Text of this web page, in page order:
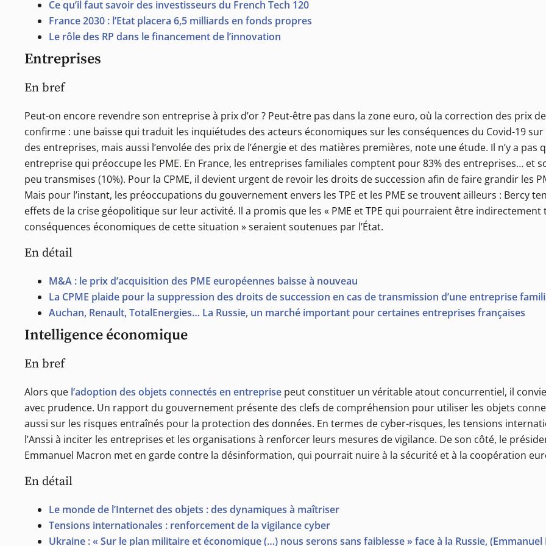
Ce qu’il faut savoir des investisseurs du French Tech 120
France 2030 : l’Etat placera 6,5 milliards en fonds propres
Le rôle des RP dans le financement de l’innovation
Entreprises
En bref
Peut-on encore revendre son entreprise à prix d’or ? Peut-être pas dans la zone euro, où la correction des prix
confirme : une baisse qui traduit les inquiétudes des acteurs économiques sur les conséquences du Covid-19
des entreprises, mais aussi l’envolée des prix de l’énergie et des matières premières, note une étude. Il n’y a pas
entreprise qui préoccupe les PME. En France, les entreprises familiales comptent pour 83% des entreprises… et
peu transmises (10%). Pour la CPME, il devient urgent de revoir les droits de succession afin de faire grandir les
Mais pour l’instant, les préoccupations du gouvernement envers les TPE et les PME se trouvent ailleurs : Bercy
effets de la crise géopolitique sur leur activité. Il a promis que les « PME et TPE qui pourraient être indirectement
conséquences économiques de cette situation » seraient soutenues par l’État.
En détail
M&A : le prix d’acquisition des PME européennes baisse à nouveau
La CPME plaide pour la suppression des droits de succession en cas de transmission d’une entreprise
Auchan, Renault, TotalEnergies… La Russie, un marché important pour certaines entreprises françaises
Intelligence économique
En bref
Alors que l’adoption des objets connectés en entreprise peut constituer un véritable atout concurrentiel, il
avec prudence. Un rapport du gouvernement présente des clefs de compréhension pour utiliser les objets
aussi sur les risques entraînés pour la protection des données. En termes de cyber-risques, les tensions
l’Anssi à inciter les entreprises et les organisations à renforcer leurs mesures de vigilance. De son côté, le
Emmanuel Macron met en garde contre la désinformation, qui pourrait nuire à la sécurité et à la coopération
En détail
Le monde de l’Internet des objets : des dynamiques à maîtriser
Tensions internationales : renforcement de la vigilance cyber
Ukraine : « Sur le plan militaire et économique (…) nous serons sans faiblesse » face à la Russie,